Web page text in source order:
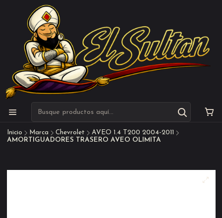
Inicio Marca Chevrolet
AVEO 1.4 T200 2004-2011
AMORTIGUADORES TRASERO AVEO OLIMITA